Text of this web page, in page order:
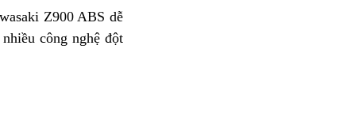
với
Kawasaki
đường
đua
Z900 ABS dễ
công nghệ đột